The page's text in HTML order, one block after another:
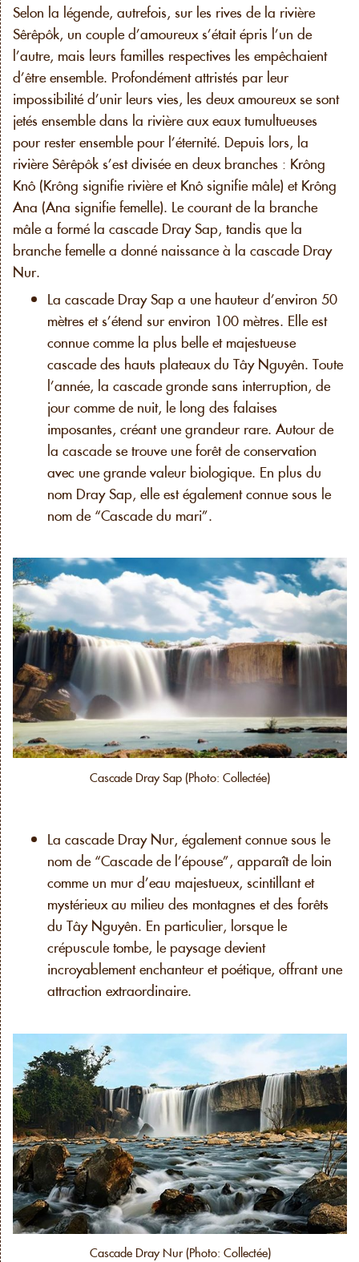
Selon la légende, autrefois, sur les rives de la rivière
Sêrêpôk, un couple d’amoureux s’était épris l’un de
l’autre, mais leurs familles respectives les empêchaient
d’être ensemble. Profondément attristés par leur
impossibilité d’unir leurs vies, les deux amoureux se sont
jetés ensemble dans la rivière aux eaux tumultueuses
pour rester ensemble pour l’éternité. Depuis lors, la
rivière Sêrêpôk s’est divisée en deux branches : Krông
Knô (Krông signifie rivière et Knô signifie mâle) et Krông
Ana (Ana signifie femelle). Le courant de la branche
mâle a formé la cascade Dray Sap, tandis que la
branche femelle a donné naissance à la cascade Dray
Nur.
La cascade Dray Sap a une hauteur d’environ 50
mètres et s’étend sur environ 100 mètres. Elle est
connue comme la plus belle et majestueuse
cascade des hauts plateaux du Tây Nguyên. Toute
l’année, la cascade gronde sans interruption, de
jour comme de nuit, le long des falaises
imposantes, créant une grandeur rare. Autour de
la cascade se trouve une forêt de conservation
avec une grande valeur biologique. En plus du
nom Dray Sap, elle est également connue sous le
nom de “Cascade du mari”.
Cascade Dray Sap (Photo: Collectée)
La cascade Dray Nur, également connue sous le
nom de “Cascade de l’épouse”, apparaît de loin
comme un mur d’eau majestueux, scintillant et
mystérieux au milieu des montagnes et des forêts
du Tây Nguyên. En particulier, lorsque le
crépuscule tombe, le paysage devient
incroyablement enchanteur et poétique, offrant une
attraction extraordinaire.
Cascade Dray Nur (Photo: Collectée)